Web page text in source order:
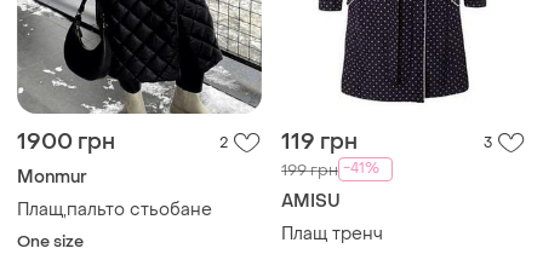
1900 грн 2
Monmur
Плащ,пальто стьобане
One size
119 грн 3
199 грн -41%
AMISU
Плащ тренч